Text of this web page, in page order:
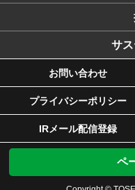
ペ
サ
お問い合わせ
プライバシーポリシー
IRメール配信登録